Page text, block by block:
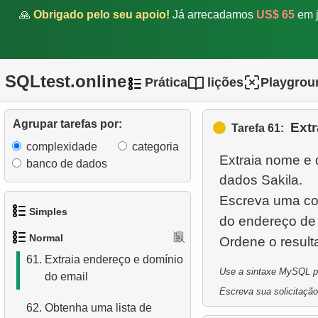
🙏 Obrigado pelo seu apoio! Já arrecadamos US$ 65 em
SQLtest.online Prática lições
Agrupar tarefas por:
complexidade
categoria
banco de dados
Simples
Lista de idiomas
3. Obtenha a lista de nomes
Normal
56.Clientes com um alto
de substituição
aluguel
59.Calcule a porcentagem de
atrasos
60.Obtenha listas de elenco
61. Extraia endereço e domínio
do email
62. Obtenha uma lista de
Tarefa 61:
Extraia nome e
dados Sakila.
Escreva uma
do endereço
Ordene o
Use a sintaxe MySQL
Escreva sua